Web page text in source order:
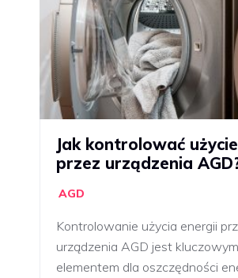
Jak kontrolować
przez urządzenia
AGD
Kontrolowanie użycia energii
urządzenia AGD jest kluczowym
elementem dla oszczędności